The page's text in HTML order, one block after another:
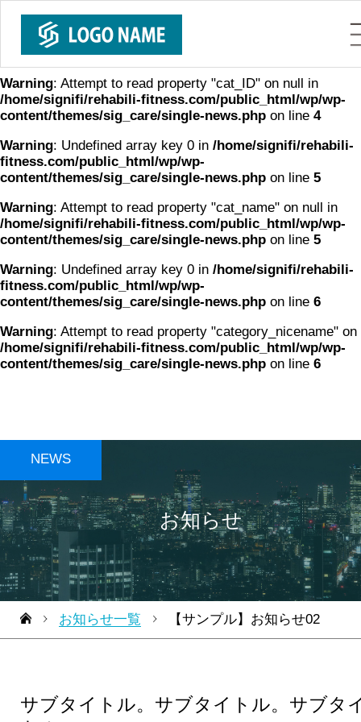
Warning: Undefined array key 0 in
/home/signifi/rehabili-
fitness.com/public_html/wp/wp-
content/themes/sig_care/single-news.php
Warning: Attempt to read property "cat_ID" on null in
/home/signifi/rehabili-fitness.com/public_html/wp/wp-
content/themes/sig_care/single-news.php on line 4
Warning: Undefined array key 0 in /home/signifi/rehabili-
fitness.com/public_html/wp/wp-
content/themes/sig_care/single-news.php on line 5
Warning: Attempt to read property "cat_name" on null in
/home/signifi/rehabili-fitness.com/public_html/wp/wp-
content/themes/sig_care/single-news.php on line 5
Warning: Undefined array key 0 in /home/signifi/rehabili-
fitness.com/public_html/wp/wp-
content/themes/sig_care/single-news.php on line 6
Warning: Attempt to read property "category_nicename" on
/home/signifi/rehabili-fitness.com/public_html/wp/wp-
content/themes/sig_care/single-news.php on line 6
NEWS
お知らせ
お知らせ一覧 【サンプル】お知らせ02
サブタイトル。サブタイトル。サブタ